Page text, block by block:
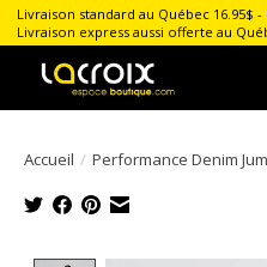
Livraison standard au Québec 16.95$
Livraison express aussi offerte au
Accueil / Performance Denim